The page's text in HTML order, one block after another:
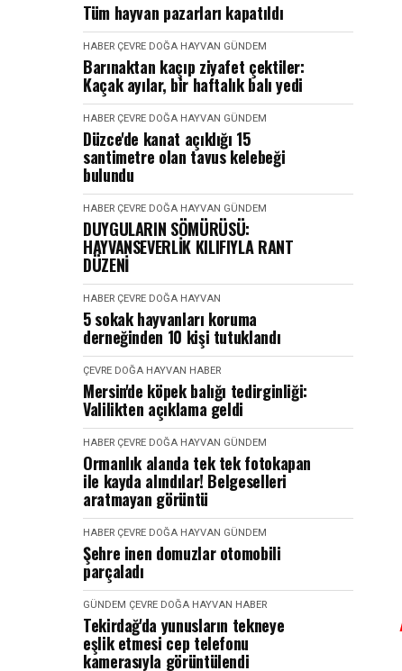
Tüm hayvan pazarları kapatıldı
HABER ÇEVRE DOĞA HAYVAN GÜNDEM
Barınaktan kaçıp ziyafet çektiler:
Kaçak ayılar, bir haftalık balı yedi
HABER ÇEVRE DOĞA HAYVAN GÜNDEM
Düzce'de kanat açıklığı 15
santimetre olan tavus kelebeği
bulundu
HABER ÇEVRE DOĞA HAYVAN GÜNDEM
DUYGULARIN SÖMÜRÜSÜ:
HAYVANSEVERLİK KILIFIYLA RANT
DÜZENİ
HABER ÇEVRE DOĞA HAYVAN
5 sokak hayvanları koruma
derneğinden 10 kişi tutuklandı
ÇEVRE DOĞA HAYVAN HABER
Mersin'de köpek balığı tedirginliği:
Valilikten açıklama geldi
HABER ÇEVRE DOĞA HAYVAN GÜNDEM
Ormanlık alanda tek tek fotokapan
ile kayda alındılar! Belgeselleri
aratmayan görüntü
HABER ÇEVRE DOĞA HAYVAN GÜNDEM
Şehre inen domuzlar otomobili
parçaladı
GÜNDEM ÇEVRE DOĞA HAYVAN HABER
Tekirdağ'da yunusların tekneye
eşlik etmesi cep telefonu
kamerasıyla görüntülendi